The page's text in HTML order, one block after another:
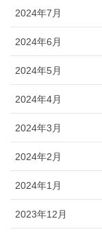
2024年7月
2024年6月
2024年5月
2024年4月
2024年3月
2024年2月
2024年1月
2023年12月